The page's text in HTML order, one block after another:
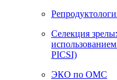
Селекция
PICSI)
ЭКО по ОМС